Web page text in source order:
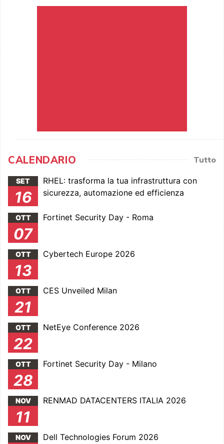
CALENDARIO Tutto
SET
16
RHEL: trasforma la tua infrastruttura con
sicurezza, automazione ed efficienza
OTT
07
Fortinet Security Day - Roma
OTT
13
Cybertech Europe 2026
OTT
21
CES Unveiled Milan
OTT
22
NetEye Conference 2026
OTT
28
Fortinet Security Day - Milano
NOV
11
RENMAD DATACENTERS ITALIA 2026
NOV Dell Technologies Forum 2026